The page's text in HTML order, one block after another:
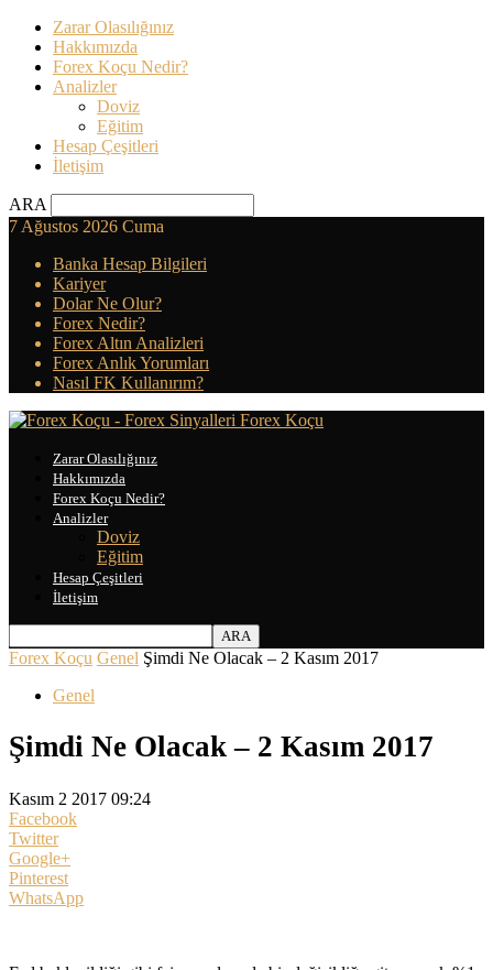
Zarar Olasılığınız
Hakkımızda
Forex Koçu Nedir?
Analizler
Doviz
Eğitim
Hesap Çeşitleri
İletişim
ARA
7 Ağustos 2026 Cuma
Banka Hesap Bilgileri
Kariyer
Dolar Ne Olur?
Forex Nedir?
Forex Altın Analizleri
Forex Anlık Yorumları
Nasıl FK Kullanırım?
Forex Koçu
Zarar Olasılığınız
Hakkımızda
Forex Koçu Nedir?
Analizler
Doviz
Eğitim
Hesap Çeşitleri
İletişim
Forex Koçu Genel Şimdi Ne Olacak – 2 Kasım 2017
Genel
Şimdi Ne Olacak – 2 Kasım 2017
Kasım 2 2017 09:24
Facebook
Twitter
Google+
Pinterest
WhatsApp